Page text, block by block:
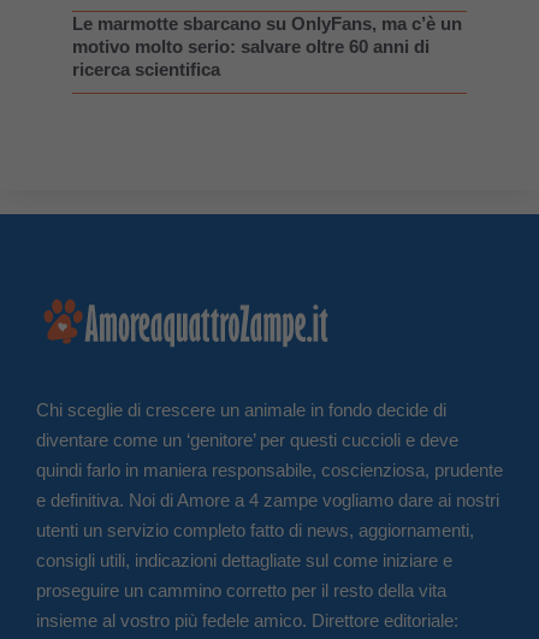
Le marmotte sbarcano su OnlyFans, ma c’è un
motivo molto serio: salvare oltre 60 anni di
ricerca scientifica
Chi sceglie di crescere un animale in fondo decide di
diventare come un ‘genitore’ per questi cuccioli e deve
quindi farlo in maniera responsabile, coscienziosa, prudente
e definitiva. Noi di Amore a 4 zampe vogliamo dare ai nostri
utenti un servizio completo fatto di news, aggiornamenti,
consigli utili, indicazioni dettagliate sul come iniziare e
proseguire un cammino corretto per il resto della vita
insieme al vostro più fedele amico. Direttore editoriale: